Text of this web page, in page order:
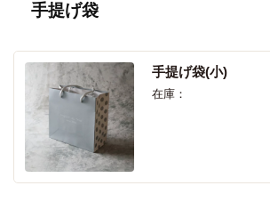
手提げ袋
手提げ袋(小)
在庫：